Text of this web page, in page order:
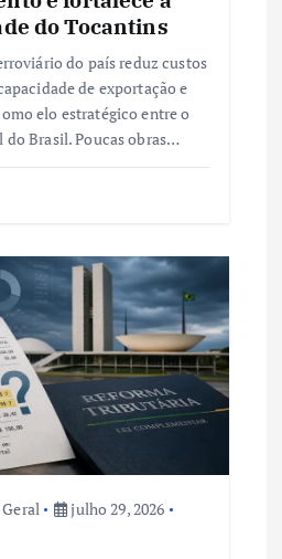
do Tocantins
do país reduz custos
de exportação e
elo estratégico entre o
do Brasil. Poucas obras…
Geral
julho 29, 2026